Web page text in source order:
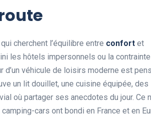
cherchent l’équilibre entre confort et
les hôtels impersonnels ou la
d’un véhicule de loisirs moderne est
un lit douillet, une cuisine équipée, des
où partager ses anecdotes du jour. Ce
cars ont bondi en France et en